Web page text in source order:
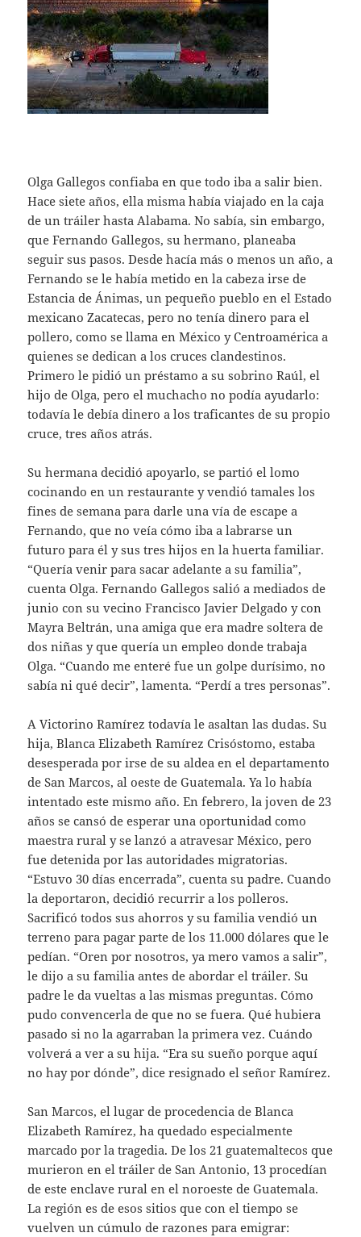
Olga Gallegos confiaba en que todo iba a salir bien.
Hace siete años, ella misma había viajado en la caja
de un tráiler hasta Alabama. No sabía, sin embargo,
que Fernando Gallegos, su hermano, planeaba
seguir sus pasos. Desde hacía más o menos un año, a
Fernando se le había metido en la cabeza irse de
Estancia de Ánimas, un pequeño pueblo en el Estado
mexicano Zacatecas, pero no tenía dinero para el
pollero, como se llama en México y Centroamérica a
quienes se dedican a los cruces clandestinos.
Primero le pidió un préstamo a su sobrino Raúl, el
hijo de Olga, pero el muchacho no podía ayudarlo:
todavía le debía dinero a los traficantes de su propio
cruce, tres años atrás.
Su hermana decidió apoyarlo, se partió el lomo
cocinando en un restaurante y vendió tamales los
fines de semana para darle una vía de escape a
Fernando, que no veía cómo iba a labrarse un
futuro para él y sus tres hijos en la huerta familiar.
“Quería venir para sacar adelante a su familia”,
cuenta Olga. Fernando Gallegos salió a mediados de
junio con su vecino Francisco Javier Delgado y con
Mayra Beltrán, una amiga que era madre soltera de
dos niñas y que quería un empleo donde trabaja
Olga. “Cuando me enteré fue un golpe durísimo, no
sabía ni qué decir”, lamenta. “Perdí a tres personas”.
A Victorino Ramírez todavía le asaltan las dudas. Su
hija, Blanca Elizabeth Ramírez Crisóstomo, estaba
desesperada por irse de su aldea en el departamento
de San Marcos, al oeste de Guatemala. Ya lo había
intentado este mismo año. En febrero, la joven de 23
años se cansó de esperar una oportunidad como
maestra rural y se lanzó a atravesar México, pero
fue detenida por las autoridades migratorias.
“Estuvo 30 días encerrada”, cuenta su padre. Cuando
la deportaron, decidió recurrir a los polleros.
Sacrificó todos sus ahorros y su familia vendió un
terreno para pagar parte de los 11.000 dólares que le
pedían. “Oren por nosotros, ya mero vamos a salir”,
le dijo a su familia antes de abordar el tráiler. Su
padre le da vueltas a las mismas preguntas. Cómo
pudo convencerla de que no se fuera. Qué hubiera
pasado si no la agarraban la primera vez. Cuándo
volverá a ver a su hija. “Era su sueño porque aquí
no hay por dónde”, dice resignado el señor Ramírez.
San Marcos, el lugar de procedencia de Blanca
Elizabeth Ramírez, ha quedado especialmente
marcado por la tragedia. De los 21 guatemaltecos que
murieron en el tráiler de San Antonio, 13 procedían
de este enclave rural en el noroeste de Guatemala.
La región es de esos sitios que con el tiempo se
vuelven un cúmulo de razones para emigrar: